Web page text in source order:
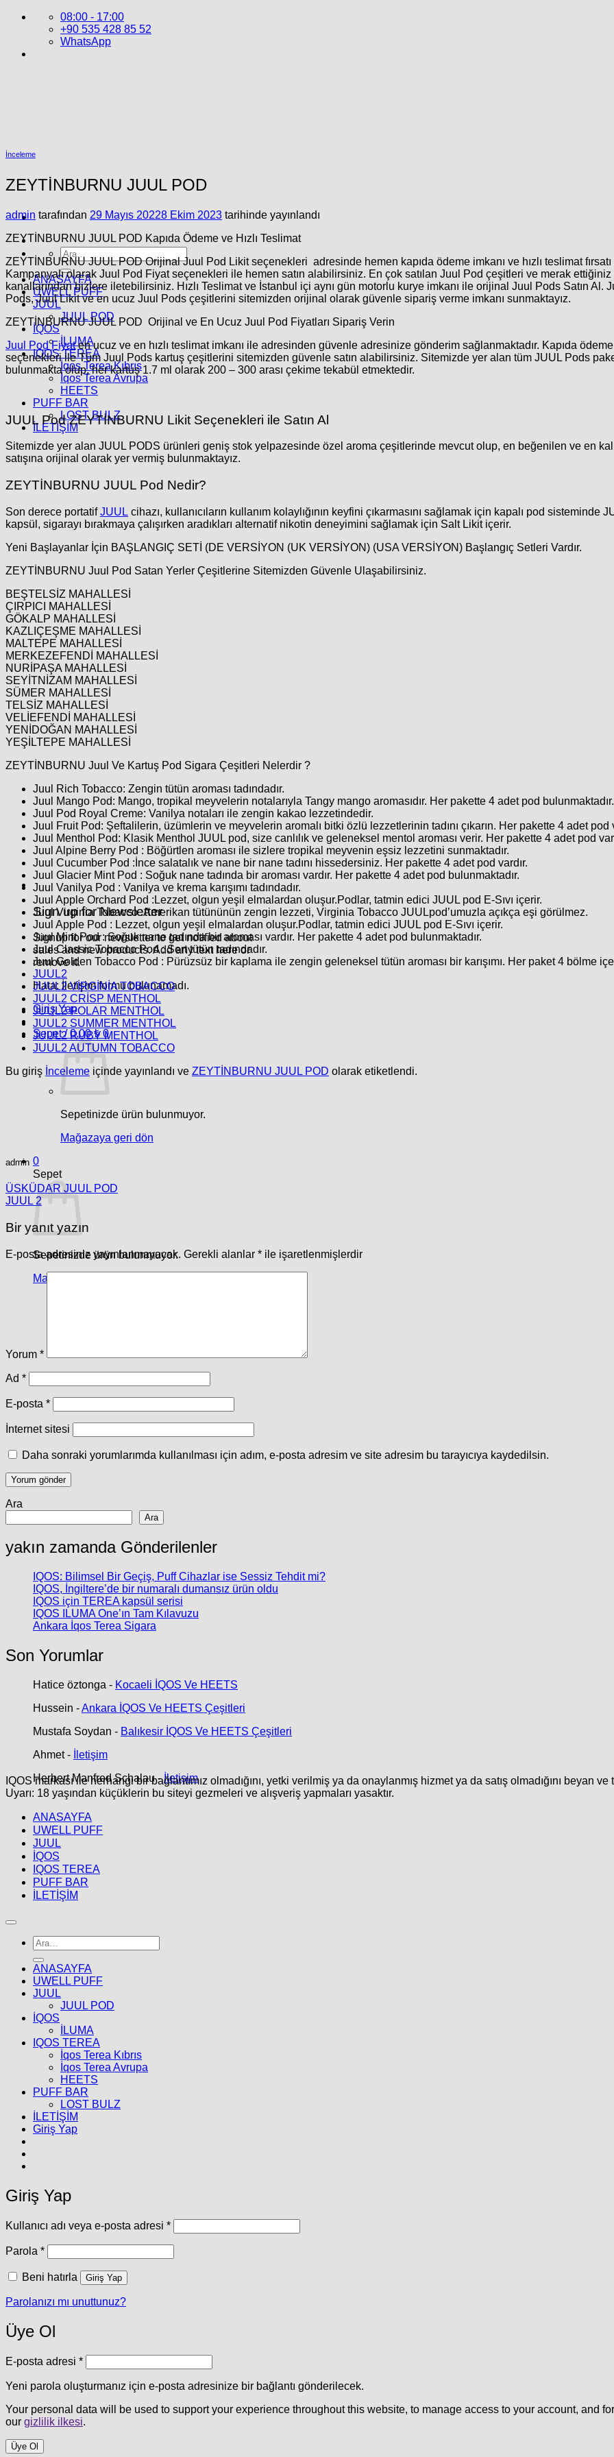
İçeriğe
08:00 - 17:00
+90 535 428 85 52
WhatsApp
Ara:
ANASAYFA
UWELL PUFF
JUUL
JUUL POD
İQOS
İLUMA
IQOS TEREA
İqos Terea Kıbrıs
İqos Terea Avrupa
HEETS
PUFF BAR
LOST BULZ
İLETİŞİM
Sign up for Newsletter
Signup for our newsletter to get notified about
sales and new products. Add any text here or
remove it.
Hata:İletişim formu bulunamadı.
Giriş Yap
Sepet /0.00₺ 0
Sepetinizde ürün bulunmuyor.
Mağazaya geri dön
0
Sepet
Sepetinizde ürün bulunmuyor.
Mağazaya geri dön
İnceleme
ZEYTİNBURNU JUUL POD
admin tarafından 29 Mayıs 20228 Ekim 2023 tarihinde yayınlandı
ZEYTİNBURNU JUUL POD Kapıda Ödeme ve Hızlı Teslimat
ZEYTİNBURNU JUUL PODOrijinalJuul Pod Likit seçenekleri adresinde hemen kapıda ödeme imkanı ve hızlı teslimat
Kampanyalı olarak Juul Pod Fiyatseçenekleri ile hemen satın alabilirsiniz. En çok satılan Juul Pod çeşitleri ve merak ettiğiniz
kanallarından bizlere iletebilirsiniz. Hızlı Teslimat ve İstanbul içi aynı gün motorlu kurye imkanı ile orijinal Juul Pods Satın Al.
Pods, Juul Likit ve en ucuz Juul Pods çeşitlerini sitemizden orijinal olarak güvenle sipariş verme imkanı sunmaktayız.
ZEYTİNBURNU JUUL POD Orijinal ve En Ucuz Juul Pod Fiyatları Sipariş Verin
Juul Pod Fiyaten ucuz ve en hızlı teslimat imkanı ile adresinden güvenle adresinize gönderim sağlanmaktadır. Kapıda ödeme
seçenekleri ile Tüm Juul Pods kartuş çeşitlerini sitemizden güvenle satın alabilirsiniz. Sitemizde yer alan tüm JUUL Pods
bulunmakta olup, her kartuş 1.7 ml olarak 200 – 300 arası çekime tekabül etmektedir.
JUUL Pod ZEYTİNBURNU Likit Seçenekleri ile Satın Al
Sitemizde yer alan JUUL PODS ürünleri geniş stok yelpazesinde özel aroma çeşitlerinde mevcut olup, en beğenilen ve en
satışına orijinal olarak yer vermiş bulunmaktayız.
ZEYTİNBURNU JUUL Pod Nedir?
Son derece portatifJUUL cihazı, kullanıcıların kullanım kolaylığının keyfini çıkarmasını sağlamak için kapalı pod sisteminde
kapsül, sigarayı bırakmaya çalışırken aradıkları alternatif nikotin deneyimini sağlamak için Salt Likit içerir.
Yeni Başlayanlar İçin BAŞLANGIÇ SETİ (DE VERSİYON (UK VERSİYON) (USA VERSİYON) Başlangıç Setleri Vardır.
ZEYTİNBURNU Juul Pod Satan Yerler Çeşitlerine Sitemizden Güvenle Ulaşabilirsiniz.
BEŞTELSİZ MAHALLESİ
ÇIRPICI MAHALLESİ
GÖKALP MAHALLESİ
KAZLIÇEŞME MAHALLESİ
MALTEPE MAHALLESİ
MERKEZEFENDİ MAHALLESİ
NURİPAŞA MAHALLESİ
SEYİTNİZAM MAHALLESİ
SÜMER MAHALLESİ
TELSİZ MAHALLESİ
VELİEFENDİ MAHALLESİ
YENİDOĞAN MAHALLESİ
YEŞİLTEPE MAHALLESİ
ZEYTİNBURNU Juul Ve Kartuş Pod Sigara Çeşitleri Nelerdir ?
Juul Rich Tobacco: Zengin tütün aroması tadındadır.
Juul Mango Pod: Mango, tropikal meyvelerin notalarıyla Tangy mango aromasıdır. Her pakette 4 adet pod bulunmaktadır.
Juul Pod Royal Creme: Vanilya notaları ile zengin kakao lezzetindedir.
Juul Fruit Pod: Şeftalilerin, üzümlerin ve meyvelerin aromalı bitki özlü lezzetlerinin tadını çıkarın. Her pakette 4 adet pod
Juul Menthol Pod: Klasik Menthol JUUL pod, size canlılık ve geleneksel mentol aroması verir. Her pakette 4 adet pod
Juul Alpine Berry Pod : Böğürtlen aroması ile sizlere tropikal meyvenin eşsiz lezzetini sunmaktadır.
Juul Cucumber Pod :İnce salatalık ve nane bir nane tadını hissedersiniz. Her pakette 4 adet pod vardır.
Juul Glacier Mint Pod : Soğuk nane tadında bir aroması vardır. Her pakette 4 adet pod bulunmaktadır.
Juul Vanilya Pod : Vanilya ve krema karışımı tadındadır.
Juul Apple Orchard Pod :Lezzet, olgun yeşil elmalardan oluşur.Podlar, tatmin edici JUUL pod E-Sıvı içerir.
Juul Virginia Tobacco:Amerikan tütününün zengin lezzeti, Virginia Tobacco JUULpod’umuzla açıkça eşi görülmez.
Juul Apple Pod : Lezzet, olgun yeşil elmalardan oluşur.Podlar, tatmin edici JUUL pod E-Sıvı içerir.
Juul Mint Pod :Soğuk nane tadında bir aroması vardır. Her pakette 4 adet pod bulunmaktadır.
Juul Classic Tobacco Pod :Sert tütün tadındadır.
Juul Golden Tobacco Pod : Pürüzsüz bir kaplama ile zengin geleneksel tütün aroması bir karışımı. Her paket 4 bölme
JUUL2
JUUL2 VİRGİNİA TOBACCO
JUUL2 CRİSP MENTHOL
JUUL2 POLAR MENTHOL
JUUL2 SUMMER MENTHOL
JUUL2 RUBY MENTHOL
JUUL2 AUTUMN TOBACCO
Bu giriş İnceleme içinde yayınlandı ve ZEYTİNBURNU JUUL POD olarak etiketlendi.
admin
ÜSKÜDAR JUUL POD
JUUL 2
Bir yanıt yazın
E-posta adresiniz yayınlanmayacak. Gerekli alanlar * ile işaretlenmişlerdir
Yorum *
Ad *
E-posta *
İnternet sitesi
Daha sonraki yorumlarımda kullanılması için adım, e-posta adresim ve site adresim bu tarayıcıya kaydedilsin.
Ara
Ara
yakın zamanda Gönderilenler
IQOS: Bilimsel Bir Geçiş, Puff Cihazlar ise Sessiz Tehdit mi?
IQOS, İngiltere’de bir numaralı dumansız ürün oldu
IQOS için TEREA kapsül serisi
IQOS ILUMA One’ın Tam Kılavuzu
Ankara İqos Terea Sigara
Son Yorumlar
Hatice öztonga - Kocaeli İQOS Ve HEETS
Hussein -Ankara İQOS Ve HEETS Çeşitleri
Mustafa Soydan - Balıkesir İQOS Ve HEETS Çeşitleri
Ahmet-
İletişim
Herbert Manfred Schalau-İletişim
IQOS markası ile herhangi bir bağlantımız olmadığını, yetki verilmiş ya da onaylanmış hizmet ya da satış olmadığını beyan
Uyarı: 18 yaşından küçüklerin bu siteyi gezmeleri ve alışveriş yapmaları yasaktır.
ANASAYFA
UWELL PUFF
JUUL
İQOS
IQOS TEREA
PUFF BAR
İLETİŞİM
Ara:
ANASAYFA
UWELL PUFF
JUUL
JUUL POD
İQOS
İLUMA
IQOS TEREA
İqos Terea Kıbrıs
İqos Terea Avrupa
HEETS
PUFF BAR
LOST BULZ
İLETİŞİM
Giriş Yap
Giriş Yap
Kullanıcı adı veya e-posta adresi *Gerekli
Parola *Gerekli
Beni hatırla Giriş Yap
Parolanızı mı unuttunuz?
Üye Ol
E-posta adresi *Gerekli
Yeni parola oluşturmanız için e-posta adresinize bir bağlantı gönderilecek.
Your personal data will be used to support your experience throughout this website, to manage access to your account, and
our gizlilik ilkesi.
Üye Ol